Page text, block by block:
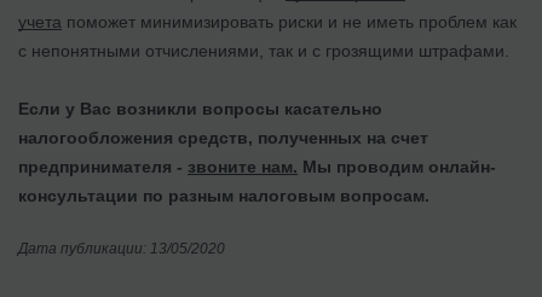
учета поможет минимизировать риски и не иметь проблем как
с непонятными отчислениями, так и с грозящими штрафами.
Если у Вас возникли вопросы касательно
налогообложения средств, полученных на счет
предпринимателя - звоните нам. Мы проводим онлайн-
консультации по разным налоговым вопросам.
Дата публикации: 13/05/2020